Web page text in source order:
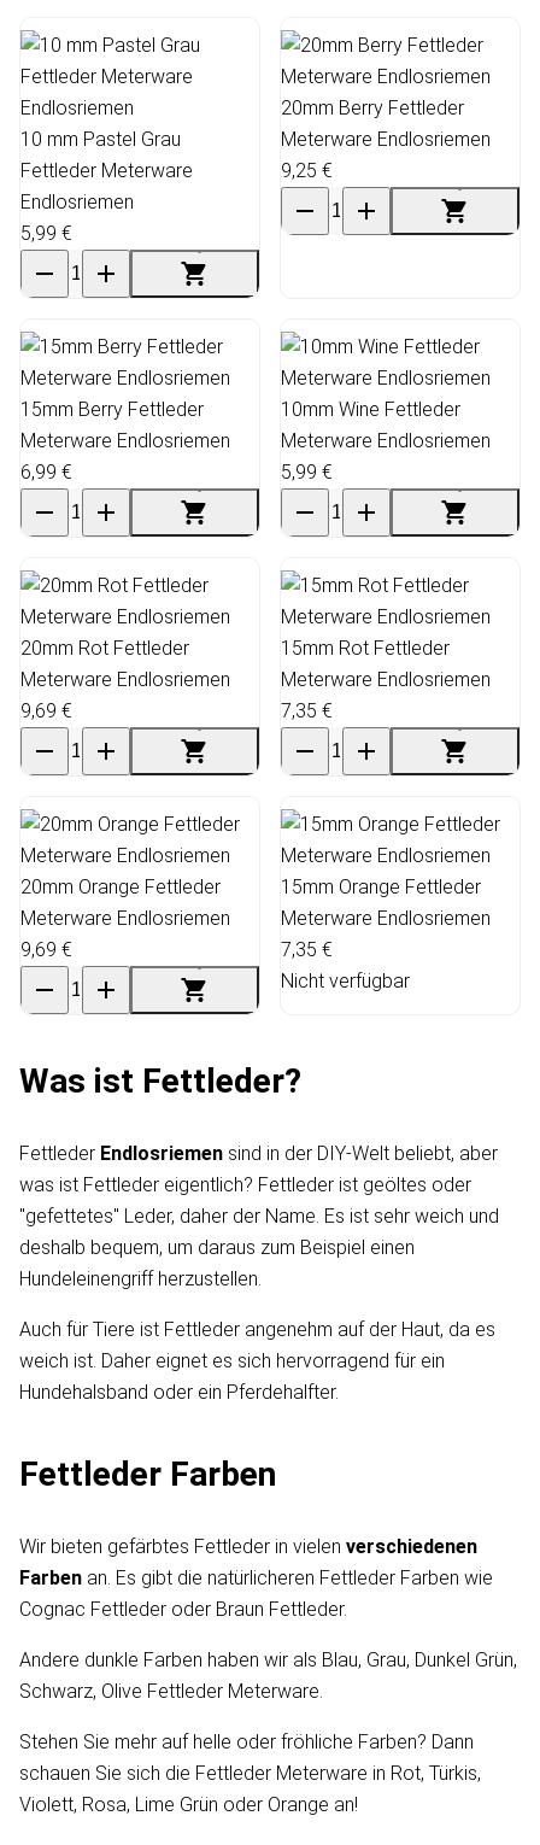
10 mm Pastel Grau
Fettleder Meterware
Endlosriemen
5,99 €
20mm Berry Fettleder
Meterware Endlosriemen
9,25 €
15mm Berry Fettleder
Meterware Endlosriemen
6,99 €
10mm Wine Fettleder
Meterware Endlosriemen
5,99 €
20mm Rot Fettleder
Meterware Endlosriemen
9,69 €
15mm Rot Fettleder
Meterware Endlosriemen
7,35 €
20mm Orange Fettleder
Meterware Endlosriemen
9,69 €
15mm Orange Fettleder
Meterware Endlosriemen
7,35 €
Nicht verfügbar
Was ist Fettleder?
Fettleder Endlosriemen sind in der DIY-Welt beliebt, aber
was ist Fettleder eigentlich? Fettleder ist geöltes oder
"gefettetes" Leder, daher der Name. Es ist sehr weich und
deshalb bequem, um daraus zum Beispiel einen
Hundeleinengriff herzustellen.
Auch für Tiere ist Fettleder angenehm auf der Haut, da es
weich ist. Daher eignet es sich hervorragend für ein
Hundehalsband oder ein Pferdehalfter.
Fettleder Farben
Wir bieten gefärbtes Fettleder in vielen verschiedenen
Farben an. Es gibt die natürlicheren Fettleder Farben wie
Cognac Fettleder oder Braun Fettleder.
Andere dunkle Farben haben wir als Blau, Grau, Dunkel Grün,
Schwarz, Olive Fettleder Meterware.
Stehen Sie mehr auf helle oder fröhliche Farben? Dann
schauen Sie sich die Fettleder Meterware in Rot, Türkis,
Violett, Rosa, Lime Grün oder Orange an!